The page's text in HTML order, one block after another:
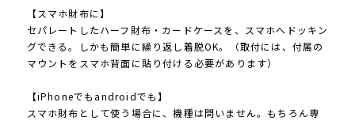
【スマホ財布に】
セパレートしたハーフ財布・カードケースを、スマホへドッキン
グできる。しかも簡単に繰り返し着脱OK。（取付には、付属の
マウントをスマホ背面に貼り付ける必要があります）
【iPhoneでもandroidでも】
スマホ財布として使う場合に、機種は問いません。もちろん専